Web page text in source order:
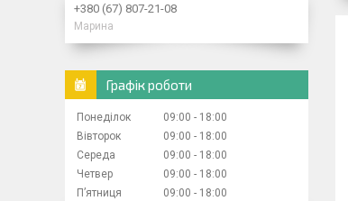
+380 (67) 807-21-08
Марина
Графік роботи
Понеділок 09:00
18:00
Вівторок
09:00
18:00
Середа
09:00
18:00
Четвер
09:00
18:00
Пʼятниця
09:00
18:00